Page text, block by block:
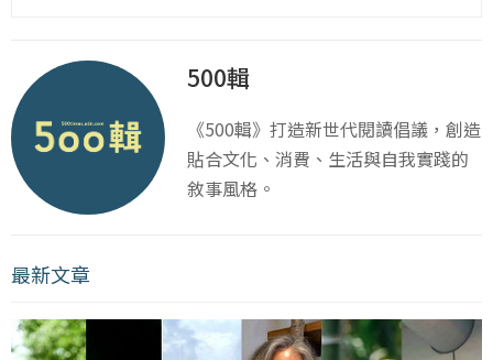
500輯
《500輯》打造新世代閱讀倡議，創造
貼合文化、消費、生活與自我實踐的
敘事風格。
最新文章